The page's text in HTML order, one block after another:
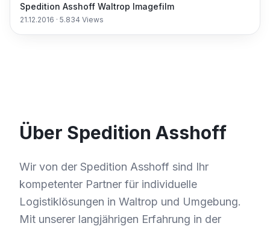
Spedition Asshoff Waltrop Imagefilm
21.12.2016 · 5.834 Views
Über Spedition Asshoff
Wir von der Spedition Asshoff sind Ihr
kompetenter Partner für individuelle
Logistiklösungen in Waltrop und Umgebung.
Mit unserer langjährigen Erfahrung in der